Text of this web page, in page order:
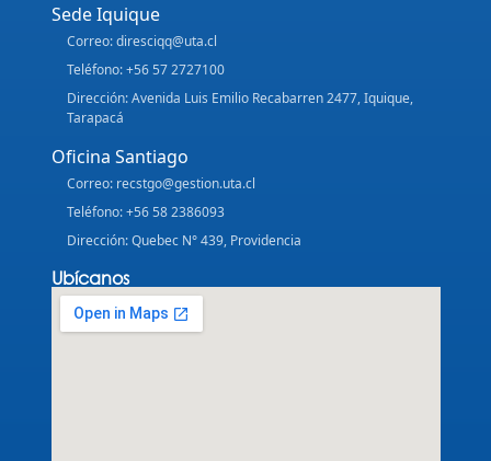
Sede Iquique
Correo: diresciqq@uta.cl
Teléfono: +56 57 2727100
Dirección: Avenida Luis Emilio Recabarren 2477, Iquique,
Tarapacá
Oficina Santiago
Correo: recstgo@gestion.uta.cl
Teléfono: +56 58 2386093
Dirección: Quebec N° 439, Providencia
Ubícanos